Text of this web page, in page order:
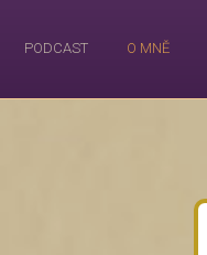
PODCAST O MNĚ